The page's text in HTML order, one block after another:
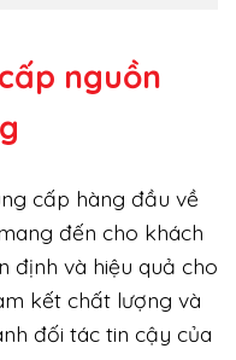
nguồn
cấp hàng đầu về
đến cho khách
định và hiệu quả cho
kết chất lượng và
đối tác tin cậy của